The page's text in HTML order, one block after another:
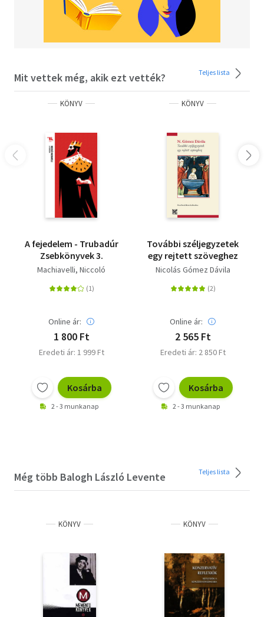
Mit vettek még, akik ezt vették? Teljes lista
KÖNYV
A fejedelem - Trubadúr
Zsebkönyvek 3.
Machiavelli, Niccoló
Online ár:
1 800 Ft
Eredeti ár: 1 999 Ft
Kosárba
2 - 3 munkanap
KÖNYV
További széljegyzetek
egy rejtett szöveghez
Nicolás Gómez Dávila
Online ár:
2 565 Ft
Eredeti ár: 2 850 Ft
Kosárba
2 - 3 munkanap
Még több Balogh László Levente Teljes lista
KÖNYV KÖNYV